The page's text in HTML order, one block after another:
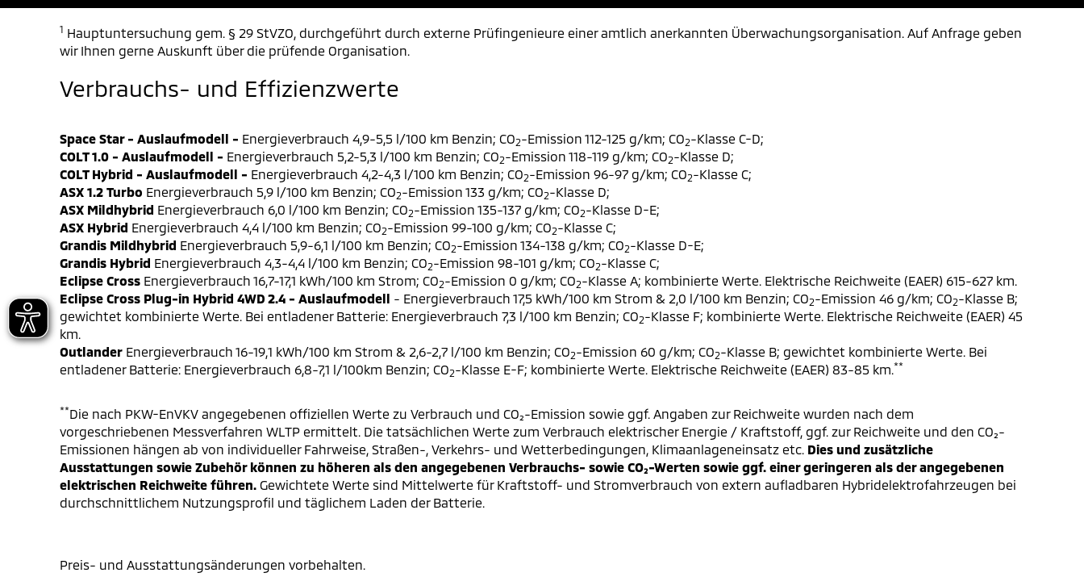
1 Hauptuntersuchung gem. § 29 StVZO, durchgeführt durch externe Prüfingenieure einer amtlich anerkannten Überwachungsorganisation. Auf Anfrage geben
wir Ihnen gerne Auskunft über die prüfende Organisation.
Verbrauchs- und Effizienzwerte
Space Star - Auslaufmodell - Energieverbrauch 4,9-5,5 l/100 km Benzin; CO2-Emission 112-125 g/km; CO2-Klasse C-D;
COLT 1.0 - Auslaufmodell - Energieverbrauch 5,2-5,3 l/100 km Benzin; CO2-Emission 118-119 g/km; CO2-Klasse D;
COLT Hybrid - Auslaufmodell - Energieverbrauch 4,2-4,3 l/100 km Benzin; CO2-Emission 96-97 g/km; CO2-Klasse C;
ASX 1.2 Turbo Energieverbrauch 5,9 l/100 km Benzin; CO2-Emission 133 g/km; CO2-Klasse D;
ASX Mildhybrid Energieverbrauch 6,0 l/100 km Benzin; CO2-Emission 135-137 g/km; CO2-Klasse D-E;
ASX Hybrid Energieverbrauch 4,4 l/100 km Benzin; CO2-Emission 99-100 g/km; CO2-Klasse C;
Grandis Mildhybrid Energieverbrauch 5,9-6,1 l/100 km Benzin; CO2-Emission 134-138 g/km; CO2-Klasse D-E;
Grandis Hybrid Energieverbrauch 4,3-4,4 l/100 km Benzin; CO2-Emission 98-101 g/km; CO2-Klasse C;
Eclipse Cross Energieverbrauch 16,7-17,1 kWh/100 km Strom; CO2-Emission 0 g/km; CO2-Klasse A; kombinierte Werte. Elektrische Reichweite (EAER) 615-627 km.
Eclipse Cross Plug-in Hybrid 4WD 2.4 - Auslaufmodell - Energieverbrauch 17,5 kWh/100 km Strom & 2,0 l/100 km Benzin; CO2-Emission 46 g/km; CO2-Klasse B;
gewichtet kombinierte Werte. Bei entladener Batterie: Energieverbrauch 7,3 l/100 km Benzin; CO2-Klasse F; kombinierte Werte. Elektrische Reichweite (EAER) 45
km.
Outlander Energieverbrauch 16-19,1 kWh/100 km Strom & 2,6-2,7 l/100 km Benzin; CO2-Emission 60 g/km; CO2-Klasse B; gewichtet kombinierte Werte. Bei
entladener Batterie: Energieverbrauch 6,8-7,1 l/100km Benzin; CO2-Klasse E-F; kombinierte Werte. Elektrische Reichweite (EAER) 83-85 km. **
**Die nach PKW-EnVKV angegebenen offiziellen Werte zu Verbrauch und CO₂-Emission sowie ggf. Angaben zur Reichweite wurden nach dem
vorgeschriebenen Messverfahren WLTP ermittelt. Die tatsächlichen Werte zum Verbrauch elektrischer Energie / Kraftstoff, ggf. zur Reichweite und den CO₂-
Emissionen hängen ab von individueller Fahrweise, Straßen-, Verkehrs- und Wetterbedingungen, Klimaanlageneinsatz etc. Dies und zusätzliche
Ausstattungen sowie Zubehör können zu höheren als den angegebenen Verbrauchs- sowie CO₂-Werten sowie ggf. einer geringeren als der angegebenen
elektrischen Reichweite führen. Gewichtete Werte sind Mittelwerte für Kraftstoff- und Stromverbrauch von extern aufladbaren Hybridelektrofahrzeugen bei
durchschnittlichem Nutzungsprofil und täglichem Laden der Batterie.
Preis- und Ausstattungsänderungen vorbehalten.